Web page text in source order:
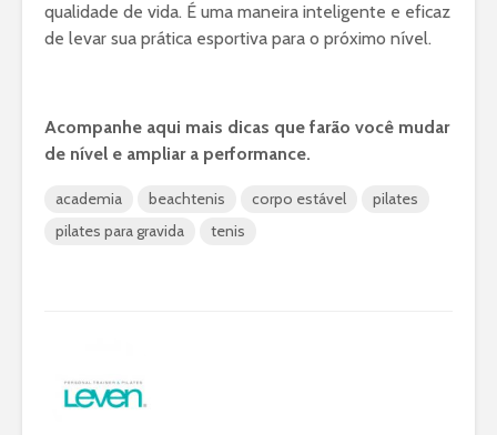
qualidade de vida. É uma maneira inteligente e eficaz
de levar sua prática esportiva para o próximo nível.
Acompanhe aqui mais dicas que farão você mudar
de nível e ampliar a performance.
academia beachtenis corpo estável
pilates
pilates para gravida
tenis